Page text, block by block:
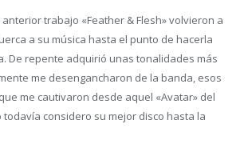
trabajo «Feather & Flesh» volvieron a
a su música hasta el punto de hacerla
De repente adquirió unas tonalidades más
me desengancharon de la banda, esos
me cautivaron desde aquel «Avatar» del
todavía considero su mejor disco hasta la